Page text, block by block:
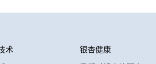
术
银杏健康